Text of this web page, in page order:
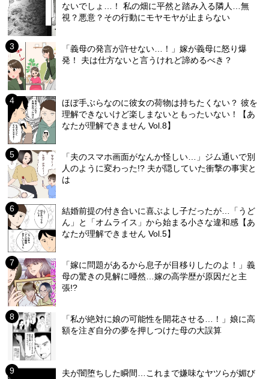
ないでしょ…！ 私の畑に平然と踏み入る隣人…無
視？悪意？その行動にモヤモヤが止まらない
「義母の発言が許せない…！」嫁が義母に怒り爆
発！ 夫は仕方ないと言うけれど諦めるべき？
ほぼ手ぶらなのに彼女の荷物は持ちたくない？ 彼を
理解できないけど楽しまないともったいない！【あ
なたが理解できません Vol.8】
「夫のスマホ画面がなんか怪しい…」ジム通いで別
人のように変わった!? 夫が隠していた衝撃の事実と
は
結婚前提の付き合いに喜ぶよし子だったが…「うど
ん」と「オムライス」から始まる小さな違和感【あ
なたが理解できません Vol.5】
「嫁に問題があるから息子が目移りしたのよ！」義
母の驚きの見解に唖然…嫁の高学歴が原因だと主
張!?
「私が絶対に娘の可能性を開花させる…！」娘に高
額を注ぎ自分の夢を押しつけた母の大誤算
夫が闇堕ちした瞬間…これまで嫌味なヤツらが媚び